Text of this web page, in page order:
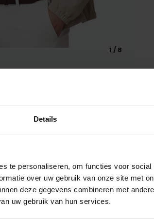
Details
te personaliseren, om functies voor social
over uw gebruik van onze site met
deze gegevens combineren met
uw gebruik van hun services.
1 / 8
Lauren
Alle
Naam
Merk